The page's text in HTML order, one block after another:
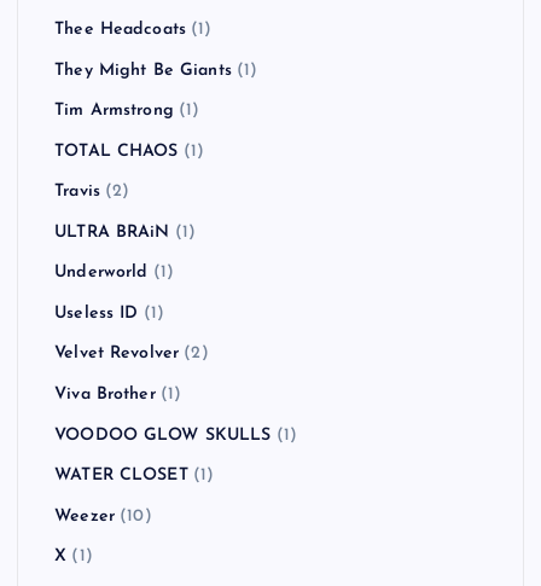
Thee Headcoats (1)
They Might Be Giants(1)
Tim Armstrong (1)
TOTAL CHAOS (1)
Travis(2)
ULTRA BRAiN (1)
Underworld (1)
Useless ID (1)
Velvet Revolver (2)
Viva Brother(1)
VOODOO GLOW SKULLS (1)
WATER CLOSET(1)
Weezer(10)
X (1)